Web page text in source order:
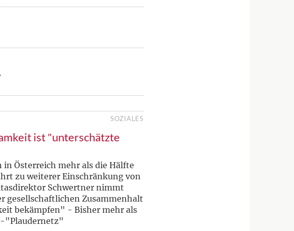
SOZIALES
ist "unterschätzte
in Österreich mehr als die Hälfte
zu weiterer Einschränkung von
Schwertner nimmt
gesellschaftlichen Zusammenhalt
bekämpfen" - Bisher mehr als
"Plaudernetz"